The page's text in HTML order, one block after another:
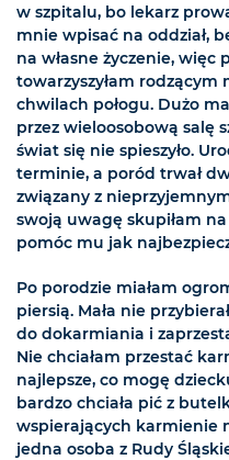
w szpitalu, bo lekarz
mnie wpisać na oddział,
na własne życzenie, więc
towarzyszyłam
chwilach połogu. Dużo
przez wieloosobową salę
świat się nie spieszyło.
terminie, a poród trwał
związany z
swoją uwagę skupiłam
pomóc mu jak
Po porodzie miałam
piersią. Mała nie
do dokarmiania i
Nie chciałam przestać
najlepsze, co mogę
bardzo chciała pić z
wspierających karmienie
jedna osoba z Rudy